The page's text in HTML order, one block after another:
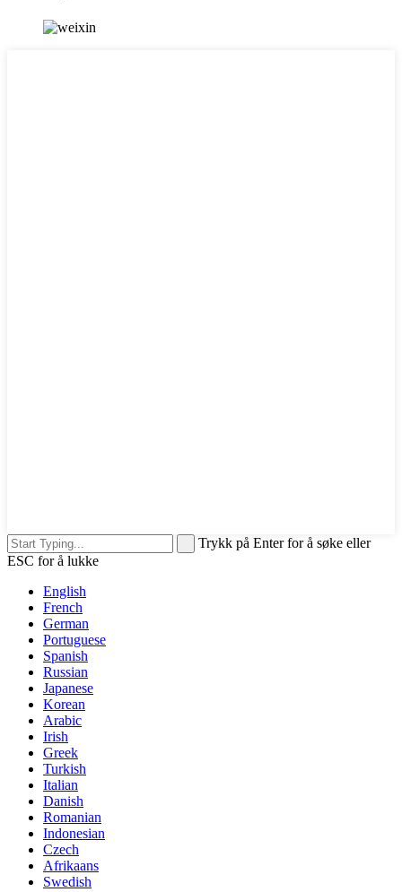
Trykk på Enter for å søke eller
ESC for å lukke
English
French
German
Portuguese
Spanish
Russian
Japanese
Korean
Arabic
Irish
Greek
Turkish
Italian
Danish
Romanian
Indonesian
Czech
Afrikaans
Swedish